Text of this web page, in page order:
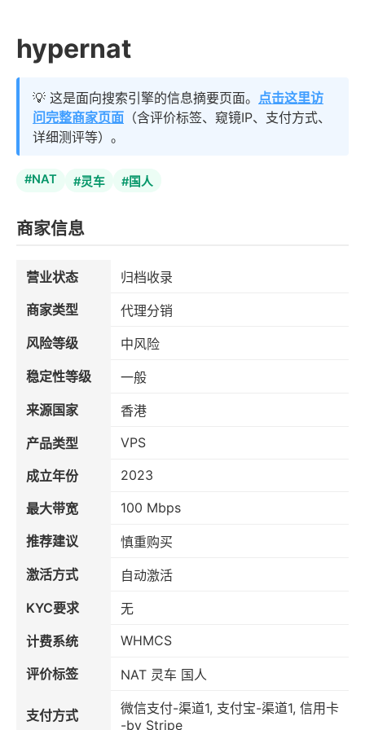
hypernat
💡 这是面向搜索引擎的信息摘要页面。 点击这里访
问完整商家页面 （含评价标签、窥镜IP、支付方式、
详细测评等）。
#NAT #灵车 #国人
商家信息
营业状态
归档收录
商家类型
代理分销
风险等级
中风险
稳定性等级
一般
来源国家
香港
产品类型
VPS
成立年份 2023
最大带宽 100 Mbps
推荐建议
慎重购买
激活方式
自动激活
KYC要求
无
计费系统
WHMCS
评价标签 NAT 灵车 国人
支付方式
微信支付-渠道1, 支付宝-渠道1, 信用卡
-by Stripe